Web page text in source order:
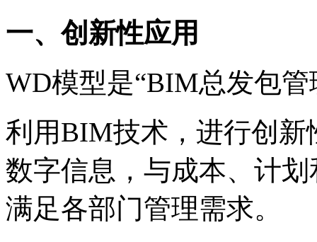
一、创新性应用
WD模型是“BIM总发包管
利用BIM技术，进行创新
数字信息，与成本、计
满足各部门管理需求。